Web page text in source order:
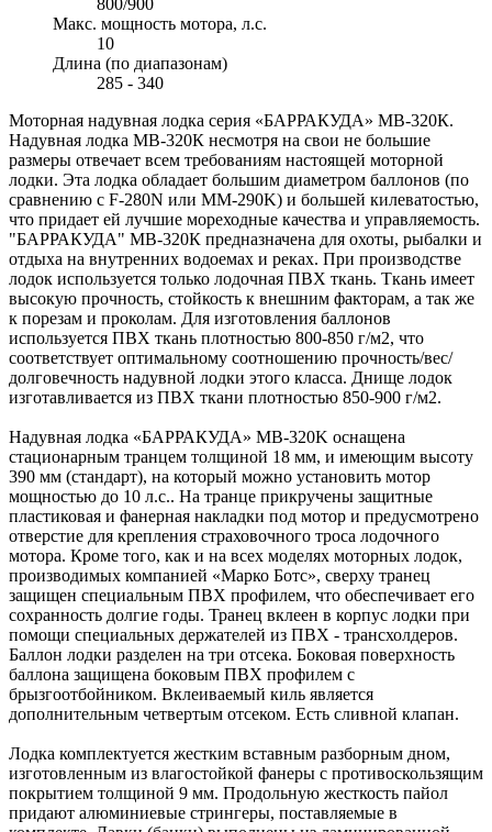
800/900
Макс. мощность мотора, л.с.
10
Длина (по диапазонам)
285 - 340
Моторная надувная лодка серия «БАРРАКУДА» МВ-320К.
Надувная лодка МВ-320К несмотря на свои не большие
размеры отвечает всем требованиям настоящей моторной
лодки. Эта лодка обладает большим диаметром баллонов (по
сравнению с F-280N или ММ-290K) и большей килеватостью,
что придает ей лучшие мореходные качества и управляемость.
"БАРРАКУДА" МВ-320К предназначена для охоты, рыбалки и
отдыха на внутренних водоемах и реках. При производстве
лодок используется только лодочная ПВХ ткань. Ткань имеет
высокую прочность, стойкость к внешним факторам, а так же
к порезам и проколам. Для изготовления баллонов
используется ПВХ ткань плотностью 800-850 г/м2, что
соответствует оптимальному соотношению прочность/вес/
долговечность надувной лодки этого класса. Днище лодок
изготавливается из ПВХ ткани плотностью 850-900 г/м2.
Надувная лодка «БАРРАКУДА» MВ-320K оснащена
стационарным транцем толщиной 18 мм, и имеющим высоту
390 мм (стандарт), на который можно установить мотор
мощностью до 10 л.с.. На транце прикручены защитные
пластиковая и фанерная накладки под мотор и предусмотрено
отверстие для крепления страховочного троса лодочного
мотора. Кроме того, как и на всех моделях моторных лодок,
производимых компанией «Марко Ботс», сверху транец
защищен специальным ПВХ профилем, что обеспечивает его
сохранность долгие годы. Транец вклеен в корпус лодки при
помощи специальных держателей из ПВХ - трансхолдеров.
Баллон лодки разделен на три отсека. Боковая поверхность
баллона защищена боковым ПВХ профилем с
брызгоотбойником. Вклеиваемый киль является
дополнительным четвертым отсеком. Есть сливной клапан.
Лодка комплектуется жестким вставным разборным дном,
изготовленным из влагостойкой фанеры с противоскользящим
покрытием толщиной 9 мм. Продольную жесткость пайол
придают алюминиевые стрингеры, поставляемые в